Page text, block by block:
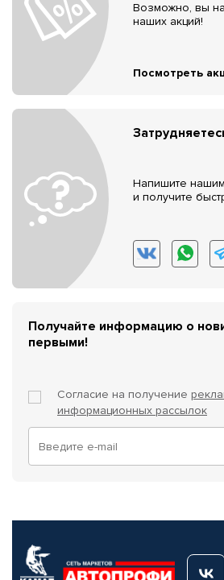
Возможно, вы
наших акций!
Посмотреть
Напишите нашим
и получите
Получайте информацию о
первыми!
Согласие на получение
информационных рассылок